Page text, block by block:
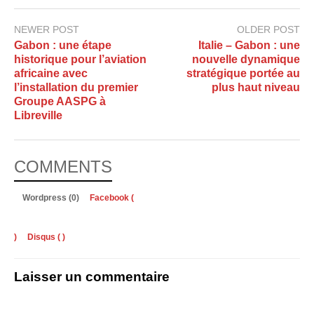
NEWER POST
Gabon : une étape
historique pour l’aviation
africaine avec
l’installation du premier
Groupe AASPG à
Libreville
OLDER POST
Italie – Gabon : une
nouvelle dynamique
stratégique portée au
plus haut niveau
COMMENTS
Wordpress (0) Facebook (
) Disqus ( )
Laisser un commentaire